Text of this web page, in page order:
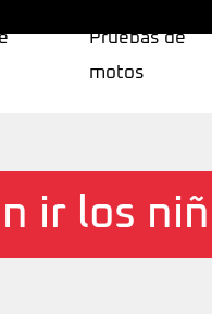
Pruebas de
motos
ir los